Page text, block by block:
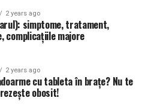
2 years ago
simptome, tratament,
complicațiile majore
2 years ago
cu tableta în brațe? Nu te
obosit!